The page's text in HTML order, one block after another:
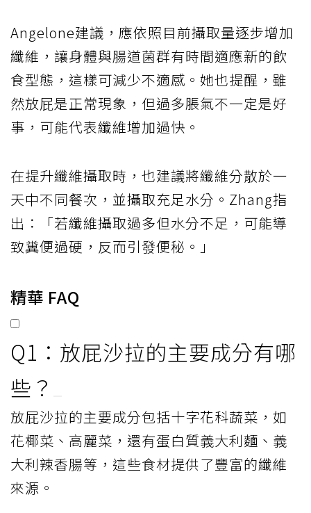
Angelone建議，應依照目前攝取量逐步增加
纖維，讓身體與腸道菌群有時間適應新的飲
食型態，這樣可減少不適感。她也提醒，雖
然放屁是正常現象，但過多脹氣不一定是好
事，可能代表纖維增加過快。
在提升纖維攝取時，也建議將纖維分散於一
天中不同餐次，並攝取充足水分。Zhang指
出：「若纖維攝取過多但水分不足，可能導
致糞便過硬，反而引發便秘。」
精華 FAQ
Q1：放屁沙拉的主要成分有哪
些？
放屁沙拉的主要成分包括十字花科蔬菜，如
花椰菜、高麗菜，還有蛋白質義大利麵、義
大利辣香腸等，這些食材提供了豐富的纖維
來源。